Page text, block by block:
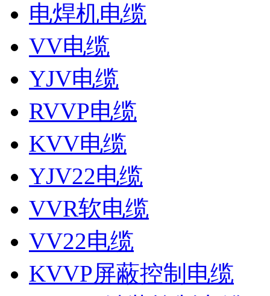
电焊机电缆
VV电缆
YJV电缆
RVVP电缆
KVV电缆
YJV22电缆
VVR软电缆
VV22电缆
KVVP屏蔽控制电缆